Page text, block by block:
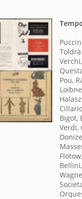
Pou,
Bigot,
Verdi,